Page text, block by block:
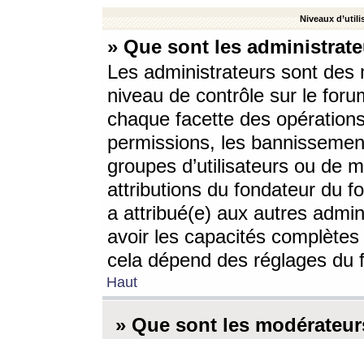
Niveaux
» Que sont les
Les administrateurs sont
niveau de contrôle sur le
chaque facette des
permissions, les
groupes d’utilisateurs ou de
attributions du fondateur du
a attribué(e) aux autres
avoir les capacités
cela dépend des réglages du
Haut
» Que sont les